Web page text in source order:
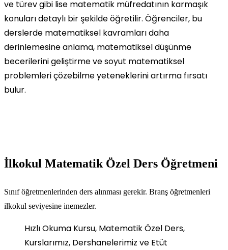
ve türev gibi lise matematik müfredatının karmaşık
konuları detaylı bir şekilde öğretilir. Öğrenciler, bu
derslerde matematiksel kavramları daha
derinlemesine anlama, matematiksel düşünme
becerilerini geliştirme ve soyut matematiksel
problemleri çözebilme yeteneklerini artırma fırsatı
bulur.
İlkokul Matematik Özel Ders Öğretmeni
Sınıf öğretmenlerinden ders alınması gerekir. Branş öğretmenleri
ilkokul seviyesine inemezler.
Hızlı Okuma Kursu, Matematik Özel Ders,
Kurslarımız, Dershanelerimiz ve Etüt